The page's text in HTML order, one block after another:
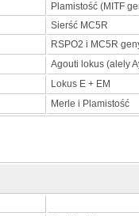
Plamistość (MITF
Sierść MC5R
RSPO2 i MC5R
Agouti lokus (alely
Lokus E + EM
Merle i Plamistość